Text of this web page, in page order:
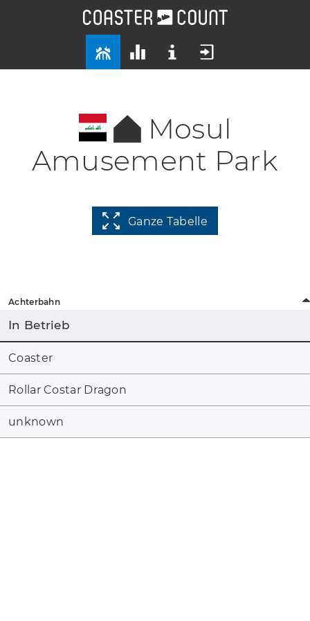
Mosul
Amusement Park
Ganze Tabelle
Achterbahn
In Betrieb
Coaster
Rollar Costar Dragon
unknown